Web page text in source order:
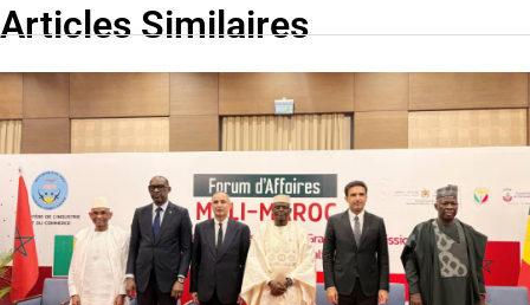
Articles Similaires